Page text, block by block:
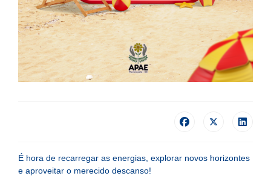
É hora de recarregar as energias, explorar novos horizontes
e aproveitar o merecido descanso!